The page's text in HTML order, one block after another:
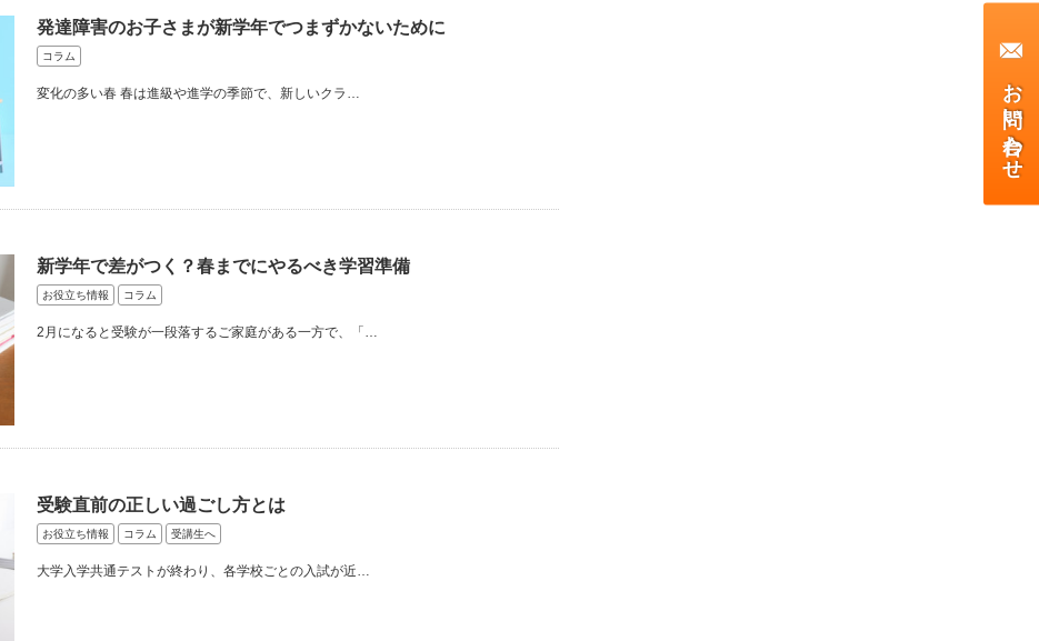
発達障害のお子さまが新学年でつまずかないために
コラム
変化の多い春 春は進級や進学の季節で、新しいクラ…
新学年で差がつく？春までにやるべき学習準備
お役立ち情報 コラム
2月になると受験が一段落するご家庭がある一方で、「…
受験直前の正しい過ごし方とは
お役立ち情報 コラム 受講生へ
大学入学共通テストが終わり、各学校ごとの入試が近…
お問い合わせ